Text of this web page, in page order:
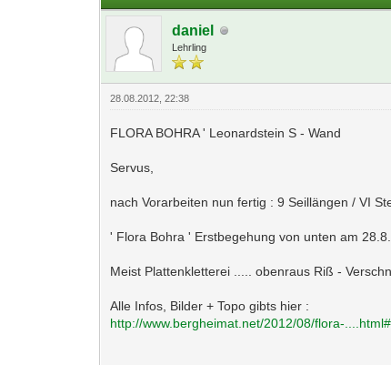
daniel
Lehrling
28.08.2012, 22:38
FLORA BOHRA ' Leonardstein S - Wand
Servus,
nach Vorarbeiten nun fertig : 9 Seillängen / VI
' Flora Bohra ' Erstbegehung von unten am
Meist Plattenkletterei ..... obenraus Riß -
Alle Infos, Bilder + Topo gibts hier :
http://www.bergheimat.net/2012/08/flora-